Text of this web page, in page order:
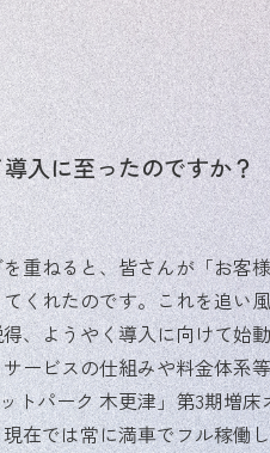
入に至ったのですか？
重ねると、皆さんが「お客
くれたのです。これを追い
、ようやく導入に向けて始
ービスの仕組みや料金体系
トパーク 木更津」第3期増
在では常に満車でフル稼働